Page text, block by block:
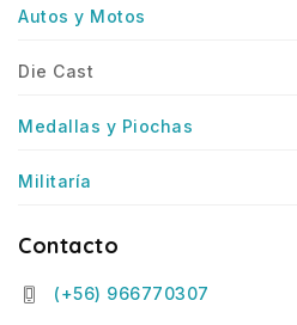
Autos y Motos
Die Cast
Medallas y Piochas
Militaría
Contacto
(+56) 966770307